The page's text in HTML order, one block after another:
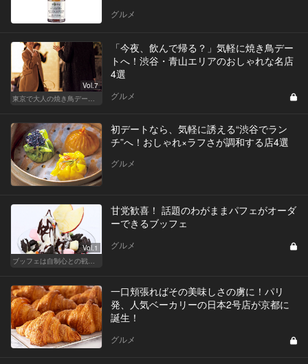
グルメ
Vol.7
「今夜、飲んで帰る？」気軽に焼き鳥デー
トへ！渋谷・青山エリアのおしゃれな名店
4選
グルメ
初デートなら、気軽に誘える“渋谷でラン
チ”へ！おしゃれ×ラフさが調和する店4選
グルメ
Vol.1
甘党歓喜！ 話題のわがままパフェがオーダ
ーできるブッフェ
グルメ
一口頬張ればその美味しさの虜に！パリ
発、人気ベーカリーの日本2号店が京都に
誕生！
グルメ